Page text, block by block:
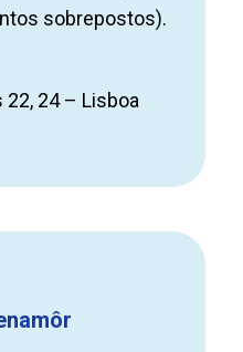
sobrepostos).
22, 24 – Lisboa